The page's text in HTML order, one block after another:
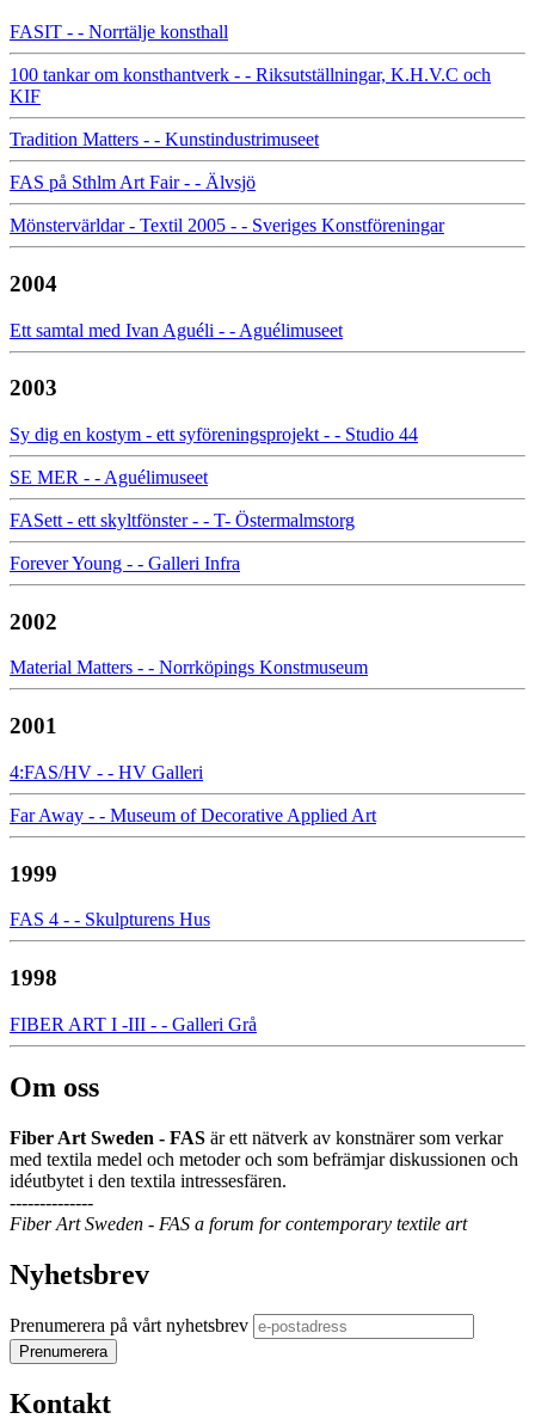
FASIT - - Norrtälje konsthall
100 tankar om konsthantverk - - Riksutställningar, K.H.V.C och
KIF
Tradition Matters - - Kunstindustrimuseet
FAS på Sthlm Art Fair - - Älvsjö
Mönstervärldar - Textil 2005 - - Sveriges Konstföreningar
2004
Ett samtal med Ivan Aguéli - - Aguélimuseet
2003
Sy dig en kostym - ett syföreningsprojekt - - Studio 44
SE MER - - Aguélimuseet
FASett - ett skyltfönster - - T- Östermalmstorg
Forever Young - - Galleri Infra
2002
Material Matters - - Norrköpings Konstmuseum
2001
4:FAS/HV - - HV Galleri
Far Away - - Museum of Decorative Applied Art
1999
FAS 4 - - Skulpturens Hus
1998
FIBER ART I -III - - Galleri Grå
Om oss
Fiber Art Sweden - FAS är ett nätverk av konstnärer som verkar
med textila medel och metoder och som befrämjar diskussionen och
idéutbytet i den textila intressesfären.
--------------
Fiber Art Sweden - FAS a forum for contemporary textile art
Nyhetsbrev
Prenumerera på vårt nyhetsbrev
Kontakt